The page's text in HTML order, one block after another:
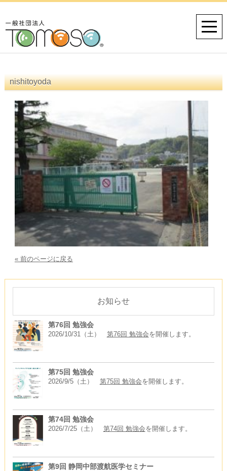
nishitoyoda
« 前のページに戻る
お知らせ
第76回 勉強会
2026/10/31（土） 第76回 勉強会を開催します。
第75回 勉強会
2026/9/5（土） 第75回 勉強会を開催します。
第74回 勉強会
2026/7/25（土） 第74回 勉強会を開催します。
第9回 静岡中部渡航医学セミナー